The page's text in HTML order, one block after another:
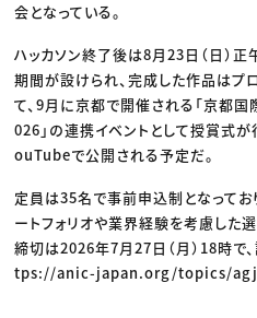
会となっている。
ハッカソン終了後は8月23日（日）
期間が設けられ、完成した作品はプ
て、9月に京都で開催される「京都国
026」の連携イベントとして授賞式
ouTubeで公開される予定だ。
定員は35名で事前申込制となって
ートフォリオや業界経験を考慮した
締切は2026年7月27日（月）18時で
tps://anic-japan.org/topics/